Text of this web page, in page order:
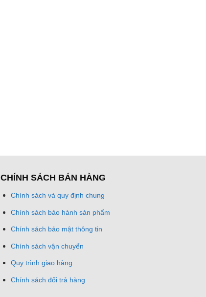
CHÍNH SÁCH BÁN HÀNG
Chính sách và quy định chung
Chính sách bảo hành sản phẩm
Chính sách bảo mật thông tin
Chính sách vận chuyển
Quy trình giao hàng
Chính sách đổi trả hàng